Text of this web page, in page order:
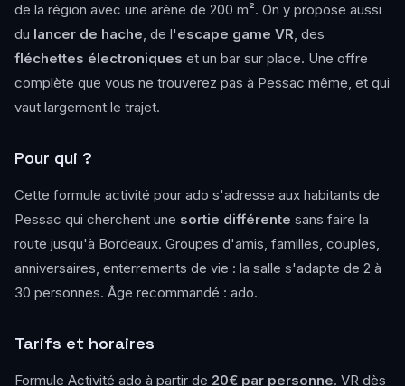
de la région avec une arène de 200 m². On y propose aussi
du lancer de hache, de l'escape game VR, des
fléchettes électroniques et un bar sur place. Une offre
complète que vous ne trouverez pas à Pessac même, et qui
vaut largement le trajet.
Pour qui ?
Cette formule activité pour ado s'adresse aux habitants de
Pessac qui cherchent une sortie différente sans faire la
route jusqu'à Bordeaux. Groupes d'amis, familles, couples,
anniversaires, enterrements de vie : la salle s'adapte de 2 à
30 personnes. Âge recommandé : ado.
Tarifs et horaires
Formule Activité ado à partir de 20€ par personne. VR dès